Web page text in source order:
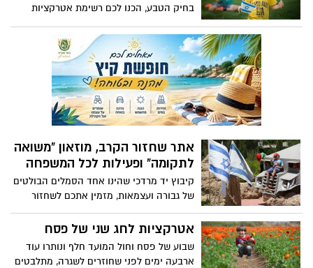
בחיק הטבע, הכנו לכם רשימת אטרקציות
אתר שחזור הקרב, מוזאון "משואה
לתקומה" ופעילות לכל המשפחה
קיבוץ יד מרדכי שהינו אחד הסמלים הבולטים
של גבורה ועצמאות, מזמין אתכם לשחזור
חוויתי של הקרב ההיסטורי מול צבא מצרים
במלחמת העצמאות, ולביקור במוזאון של
אטרקציות לחג שני של פסח
שבוע של פסח וחול המועד חלף ונותרו עוד
ארבעה ימים לפני שחוזרים לשגרה, מתלבטים